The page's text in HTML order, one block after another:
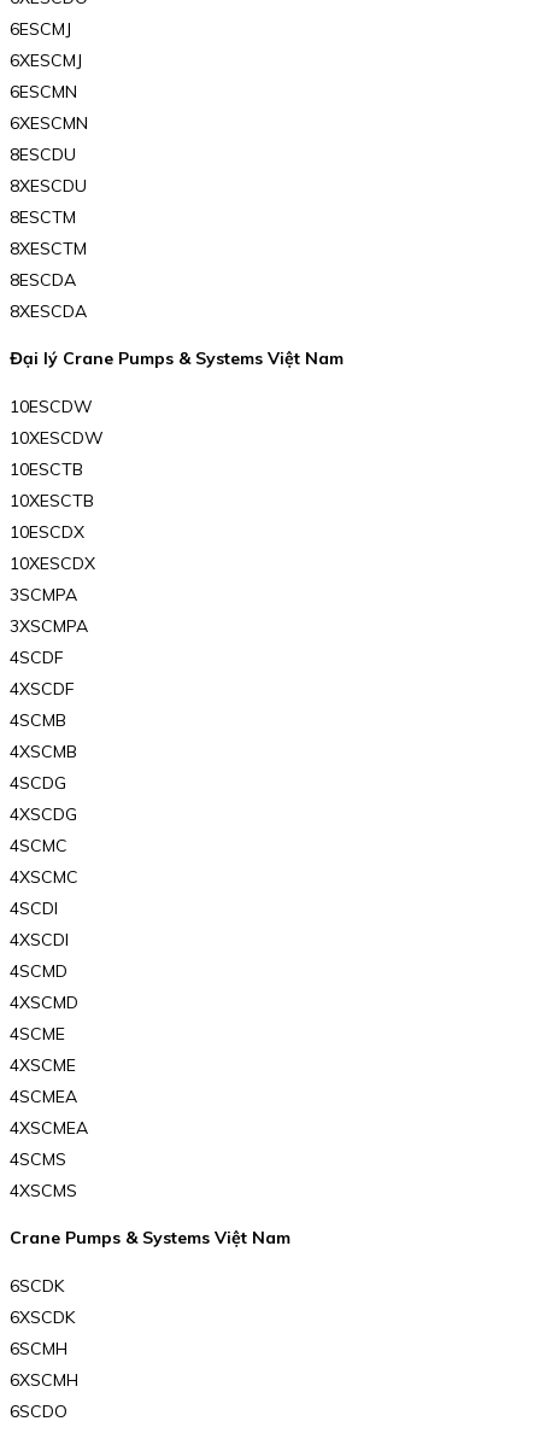
6ESCMJ
6XESCMJ
6ESCMN
6XESCMN
8ESCDU
8XESCDU
8ESCTM
8XESCTM
8ESCDA
8XESCDA
Đại lý Crane Pumps & Systems Việt Nam
10ESCDW
10XESCDW
10ESCTB
10XESCTB
10ESCDX
10XESCDX
3SCMPA
3XSCMPA
4SCDF
4XSCDF
4SCMB
4XSCMB
4SCDG
4XSCDG
4SCMC
4XSCMC
4SCDI
4XSCDI
4SCMD
4XSCMD
4SCME
4XSCME
4SCMEA
4XSCMEA
4SCMS
4XSCMS
Crane Pumps & Systems Việt Nam
6SCDK
6XSCDK
6SCMH
6XSCMH
6SCDO